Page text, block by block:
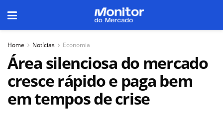
Home Notícias Economia
Área silenciosa do mercado
cresce rápido e paga bem
em tempos de crise